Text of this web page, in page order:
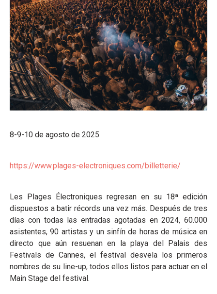
8-9-10 de agosto de 2025
https://www.plages-electroniques.com/billetterie/
Les Plages Électroniques regresan en su 18ª edición
dispuestos a batir récords una vez más. Después de tres
días con todas las entradas agotadas en 2024, 60.000
asistentes, 90 artistas y un sinfín de horas de música en
directo que aún resuenan en la playa del Palais des
Festivals de Cannes, el festival desvela los primeros
nombres de su line-up, todos ellos listos para actuar en el
Main Stage del festival.